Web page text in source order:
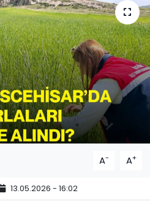
A- A+
13.05.2026 - 16:02